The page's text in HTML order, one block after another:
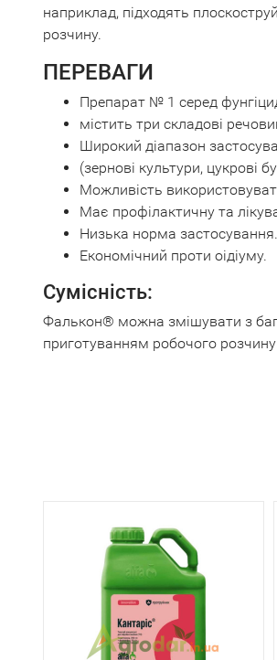
наприклад, підходять
розчину.
ПЕРЕВАГИ
Препарат № 1 серед
містить три складові
Широкий діапазон
(зернові культури, цукрові
Можливість
Має профілактичну та
Низька норма застосування.
Економічний проти оідіуму.
Сумісність:
Фалькон® можна змішувати з
приготуванням робочого